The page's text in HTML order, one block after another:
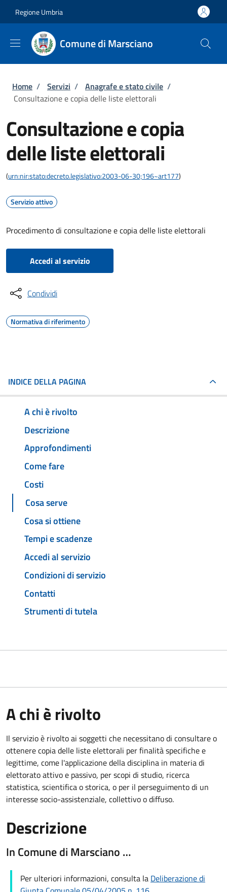
Regione Umbria
Comune di Marsciano
Briciole di pane
Home / Servizi / Anagrafe e stato civile /
Consultazione e copia delle liste elettorali
Consultazione e copia
delle liste elettorali
(urn:nir:stato:decreto.legislativo:2003-06-30;196~art177)
Servizio attivo
Procedimento di consultazione e copia delle liste elettorali
Accedi al servizio
Condividi
Normativa di riferimento
INDICE DELLA PAGINA
A chi è rivolto
Descrizione
Approfondimenti
Come fare
Costi
Cosa serve
Cosa si ottiene
Tempi e scadenze
Accedi al servizio
Condizioni di servizio
Contatti
Strumenti di tutela
A chi è rivolto
Il servizio è rivolto ai soggetti che necessitano di consultare o
ottenere copia delle liste elettorali per finalità specifiche e
legittime, come l'applicazione della disciplina in materia di
elettorato attivo e passivo, per scopi di studio, ricerca
statistica, scientifica o storica, o per il perseguimento di un
interesse socio-assistenziale, collettivo o diffuso.
Descrizione
In Comune di Marsciano …
Per ulteriori informazioni, consulta la Deliberazione di